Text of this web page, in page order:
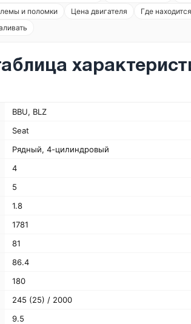
и поломки Цена двигателя
Где
BBU, BLZ
Seat
Рядный, 4-цилиндровый
4
5
1.8
1781
81
86.4
180
245 (25) / 2000
9.5